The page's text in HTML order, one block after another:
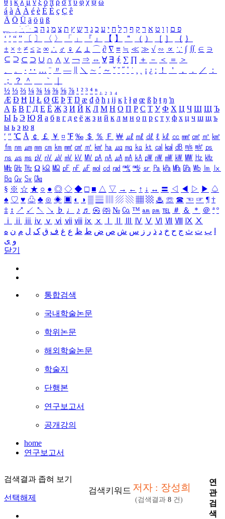
θ ι κ λ μ ν ξ ο π ρ σ τ υ φ χ ψ ω
á à Á À é è É È ç Ç ê
Ä Ö Ü ä ö ü ß
ִֶֹ ֻּ ׁׂ פ ם ן ו ט א ר ק ף ך ל ח י ע כ ג ד ש ץ ת צ מ נ ה ב
‘ ’ “ ” 〔 〕 〈 〉 「 」 『 』 【 】 ＂ （ ） ［ ］ ｛ ｝
± × ÷ ≠ ≤ ≥ ∞ ∴ ♂ ♀ ∠ ⊥ ⌒ ∂ ∇ ≡ ≒ ≪ ≫ √ ∽ ∝ ∵ ∫ ∬ ∈ ∋
⊆ ⊇ ⊂ ⊃ ∪ ∩ ∧ ∨ ￢ ⇒ ⇔ ∀ ∃ ∮ ∑ ∏ ＋ － ＜ ＝
＞
、
。 · ‥ … ¨ 〃 ― ＼ ∼ ´ ～ ˇ ˘ ˝ ˚ ˙ ¸ ¡ ¿ ː ！ ＇ ， ． ／
：
；
？ ＾ ｀
½ ⅓ ⅔ ¼ ¾ ⅛ ⅜ ⅝ ⅞ ¹ ² ³ ⁴ ⁿ ₁ ₂ ₃ ₄
Æ Ð Ħ Ĳ Ł Ø Œ Þ Ŧ Ŋ æ đ ð ħ ı ĳ ĸ ŀ ł ø œ ß þ ŧ ŋ ŉ
А Б В Г Д Е Ё Ж З И Й К Л М Н О П Р С Т У Ф Х Ц Ч Ш Щ Ъ
Ы Ь Э Ю Я а б в г д е ё ж з и й к л м н о п р с т у ф х ц ч ш щ ъ
ы ь э ю я
′ ″ ℃ Å ￠ ￡ ￥ ¤ ℉ ‰ ＄ ％ Ｆ ￦ ㎕ ㎖ ㎗ ℓ ㎘ ㏄ ㎣ ㎤ ㎥ ㎦
㎙ ㎚ ㎛ ㎜ ㎝ ㎞ ㎟ ㎠ ㎡ ㎢ ㏊ ㎍ ㎎ ㎏ ㏏ ㎈ ㎉ ㏈ ㎧ ㎨ ㎰
㎱ ㎲ ㎳ ㎴ ㎵ ㎶ ㎷ ㎸ ㎹ ㎀ ㎁ ㎂ ㎃ ㎄ ㎺ ㎻ ㎽ ㎾ ㎿ ㎐ ㎑
㎒ ㎓ ㎔ Ω ㏀ ㏁ ㎊ ㎋ ㎌ ㏖ ㏅ ㎭ ㎮ ㎯ ㏛ ㎩ ㎪ ㎫ ㎬ ㏝ ㏐
㏓
㏃ ㏉ ㏜ ㏆
§ ※ ☆ ★ ○ ● ◎ ◇ ◆ □ ■ △ ▽ → ← ↑ ↓ ↔ 〓 ◁ ◀ ▷ ▶ ♤
♠ ♡ ♥ ♧ ♣ ⊙ ◈ ▣ ◐ ◑ ▒ ▤ ▨ ▧ ▦ ▩ ♨ ☏ ☎ ☜ ☞ ¶ †
‡ ↕ ↗ ↙ ↖ ↘ ♭ ♩ ♪ ♬ ㉿ ㈜ № ㏇ ™ ㏂ ㏘ ℡ ＃ ＆ ＊ ＠ ª º
ⅰ
ⅱ ⅲ ⅳ ⅴ ⅵ ⅶ ⅷ ⅸ ⅹ Ⅳ Ⅴ Ⅵ Ⅶ Ⅷ Ⅸ Ⅹ
ب ت ث ج ح خ د ذ ر ز س ش ص ض ط ظ ع غ ف ق ک ل م ن ه
و ی
닫기
통합검색
국내학술논문
학위논문
해외학술논문
학술지
단행본
연구보고서
공개강의
home
연구보고서
검색결과 좁혀 보기
선택해제
검색키워드 저자 : 장성희
(검색결과 8 건)
연
관
검
색